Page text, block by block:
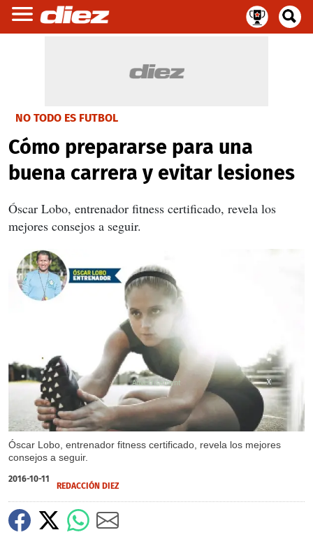
NO TODO ES FUTBOL
Cómo prepararse para una
buena carrera y evitar lesiones
Óscar Lobo, entrenador fitness certificado, revela los
mejores consejos a seguir.
Óscar Lobo, entrenador fitness certificado, revela los mejores
consejos a seguir.
X
X
2016-10-11
REDACCIÓN DIEZ